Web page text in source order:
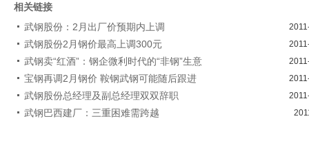
相关链接
武钢股份：2月出厂价预期内上调
武钢股份2月钢价最高上调300元
武钢卖“红酒”：钢企微利时代的“非钢”生意
宝钢再调2月钢价 鞍钢武钢可能随后跟进
武钢股份总经理及副总经理双双辞职
武钢巴西建厂：三重困难需跨越